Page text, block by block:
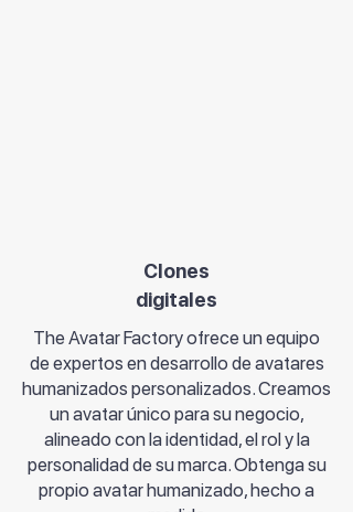
Clones
digitales
The Avatar Factory ofrece un equipo
de expertos en desarrollo de avatares
humanizados personalizados. Creamos
un avatar único para su negocio,
alineado con la identidad, el rol y la
personalidad de su marca. Obtenga su
propio avatar humanizado, hecho a